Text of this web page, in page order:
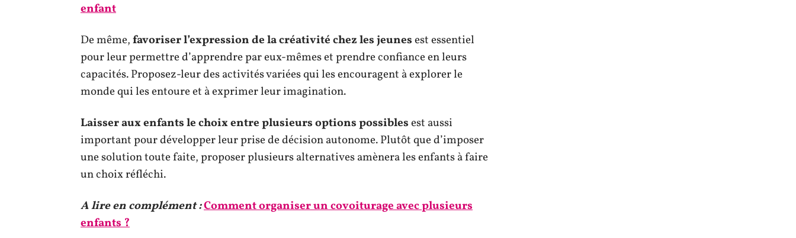
enfant
De même,favoriser l’expression de la créativité chez les jeunesest essentiel
pour leur permettre d’apprendre par eux-mêmes et prendre confiance en leurs
capacités. Proposez-leur des activités variées qui les encouragent à explorer le
monde qui les entoure et à exprimer leur imagination.
Laisser aux enfants le choix entre plusieurs options possiblesest aussi
important pour développer leur prise de décision autonome. Plutôt que d’imposer
une solution toute faite, proposer plusieurs alternatives amènera les enfants à faire
un choix réfléchi.
A lire en complément :Comment organiser un covoiturage avec plusieurs
enfants ?